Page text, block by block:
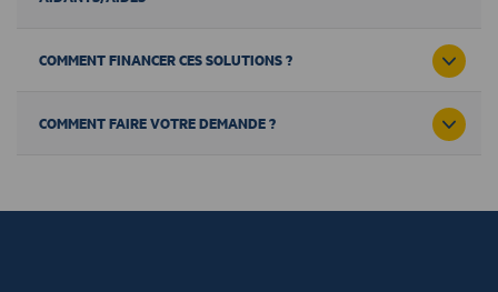
COMMENT FINANCER CES SOLUTIONS ?
COMMENT FAIRE VOTRE DEMANDE ?